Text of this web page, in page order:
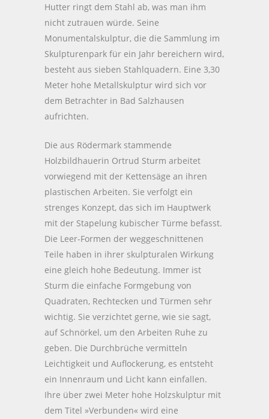
Hutter ringt dem Stahl ab, was man ihm
nicht zutrauen würde. Seine
Monumentalskulptur, die die Sammlung im
Skulpturenpark für ein Jahr bereichern wird,
besteht aus sieben Stahlquadern. Eine 3,30
Meter hohe Metallskulptur wird sich vor
dem Betrachter in Bad Salzhausen
aufrichten.
Die aus Rödermark stammende
Holzbildhauerin Ortrud Sturm arbeitet
vorwiegend mit der Kettensäge an ihren
plastischen Arbeiten. Sie verfolgt ein
strenges Konzept, das sich im Hauptwerk
mit der Stapelung kubischer Türme befasst.
Die Leer-Formen der weggeschnittenen
Teile haben in ihrer skulpturalen Wirkung
eine gleich hohe Bedeutung. Immer ist
Sturm die einfache Formgebung von
Quadraten, Rechtecken und Türmen sehr
wichtig. Sie verzichtet gerne, wie sie sagt,
auf Schnörkel, um den Arbeiten Ruhe zu
geben. Die Durchbrüche vermitteln
Leichtigkeit und Auflockerung, es entsteht
ein Innenraum und Licht kann einfallen.
Ihre über zwei Meter hohe Holzskulptur mit
dem Titel »Verbunden« wird eine